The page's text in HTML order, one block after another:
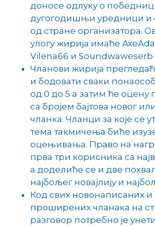
доносе одлуку о
дугогодишњи уредници и
од стране организатора.
улогу жирија имаће
Vilena66 и Soundwaweserb
Чланови жирија
и бодовати сваки
од 0 до 5 а затим ће оцену
са бројем бајтова новог
чланка. Чланци за које се
тема такмичења биће
оцењивања. Право на
прва три корисника са
а доделиће се и две
најбољег новајлију и
Код свих новонаписаних и
проширених чланака на
разговор потребно је